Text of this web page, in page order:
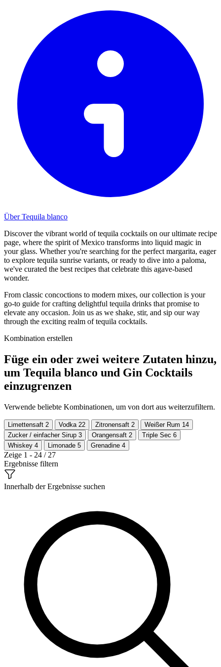
Über Tequila blanco
Discover the vibrant world of tequila cocktails on our ultimate recipe
page, where the spirit of Mexico transforms into liquid magic in
your glass. Whether you're searching for the perfect margarita, eager
to explore tequila sunrise variants, or ready to dive into a paloma,
we've curated the best recipes that celebrate this agave-based
wonder.
From classic concoctions to modern mixes, our collection is your
go-to guide for crafting delightful tequila drinks that promise to
elevate any occasion. Join us as we shake, stir, and sip our way
through the exciting realm of tequila cocktails.
Kombination erstellen
Füge ein oder zwei weitere Zutaten hinzu,
um Tequila blanco und Gin Cocktails
einzugrenzen
Verwende beliebte Kombinationen, um von dort aus weiterzufiltern.
Limettensaft 2 Vodka 22 Zitronensaft 2 Weißer Rum 14
Zucker / einfacher Sirup 3 Orangensaft 2 Triple Sec 6
Whiskey 4 Limonade 5 Grenadine 4
Zeige 1 - 24 / 27
Ergebnisse filtern
Innerhalb der Ergebnisse suchen